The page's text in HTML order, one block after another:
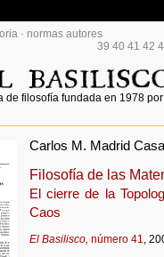
· normas autores
39 40 41 42
de filosofía fundada en 1978
Carlos M. Madrid
Filosofía de las
El cierre de la
Caos
El Basilisco, número 41,